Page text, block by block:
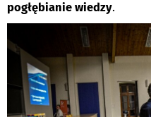
pogłębianie wiedzy.